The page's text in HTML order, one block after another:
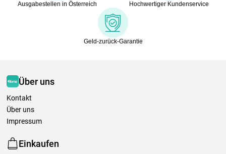
Ausgabestellen in Österreich Hochwertiger Kundenservice
Geld-zurück-Garantie
Über uns
Kontakt
Über uns
Impressum
Einkaufen